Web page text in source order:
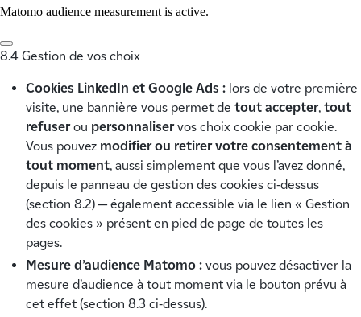
Matomo audience measurement is active.
8.4 Gestion de vos choix
Cookies LinkedIn et Google Ads : lors de votre première
visite, une bannière vous permet de tout accepter, tout
refuserou personnaliservos choix cookie par cookie.
Vous pouvez modifier ou retirer votre consentement à
tout moment, aussi simplement que vous l’avez donné,
depuis le panneau de gestion des cookies ci-dessus
(section 8.2) — également accessible via le lien « Gestion
des cookies » présent en pied de page de toutes les
pages.
Mesure d’audience Matomo : vous pouvez désactiver la
mesure d’audience à tout moment via le bouton prévu à
cet effet (section 8.3 ci-dessus).